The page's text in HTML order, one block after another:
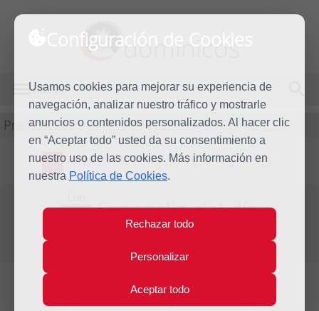
Configuración de Cookies
Usamos cookies para mejorar su experiencia de
navegación, analizar nuestro tráfico y mostrarle
anuncios o contenidos personalizados. Al hacer clic
en “Aceptar todo” usted da su consentimiento a
nuestro uso de las cookies. Más información en
nuestra Política de Cookies.
Rechazar todo
Personalizar
Aceptar todo
dominicos
MENÚ
Predicación
L M X J V S D
26 Evangelio del día
Lecturas del día y comentario